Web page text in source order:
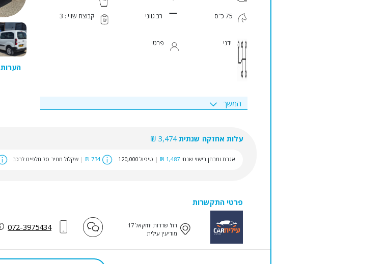
הערות
75 כ"ס רב גווני קבוצת שווי : 3
ידני פרטי
המשך
עלות אחזקה שנתית3,474 ₪
אגרת ומבחן רישוי שנתי 1,487 ₪
| טיפול 120,000 734 ₪
| שקלול מחיר סל חלפים לרכב
פרטי התקשרות
רח' שדרות יחזקאל 17
מודיעין עילית
072-3975434